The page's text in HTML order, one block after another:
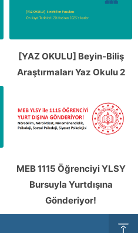
[YAZ OKULU] Beyin-Biliş
Araştırmaları Yaz Okulu 2
MEB 1115 Öğrenciyi YLSY
Bursuyla Yurtdışına
Gönderiyor!